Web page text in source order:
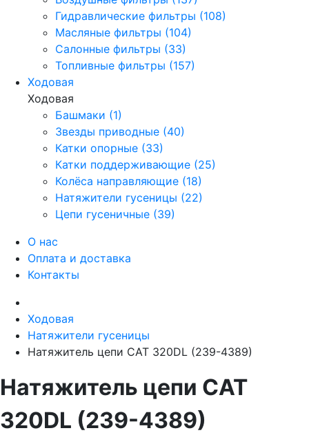
Гидравлические фильтры (108)
Масляные фильтры (104)
Салонные фильтры (33)
Топливные фильтры (157)
Ходовая
Ходовая
Башмаки (1)
Звезды приводные (40)
Катки опорные (33)
Катки поддерживающие (25)
Колёса направляющие (18)
Натяжители гусеницы (22)
Цепи гусеничные (39)
О нас
Оплата и доставка
Контакты
Ходовая
Натяжители гусеницы
Натяжитель цепи CAT 320DL (239-4389)
Натяжитель цепи CAT
320DL (239-4389)